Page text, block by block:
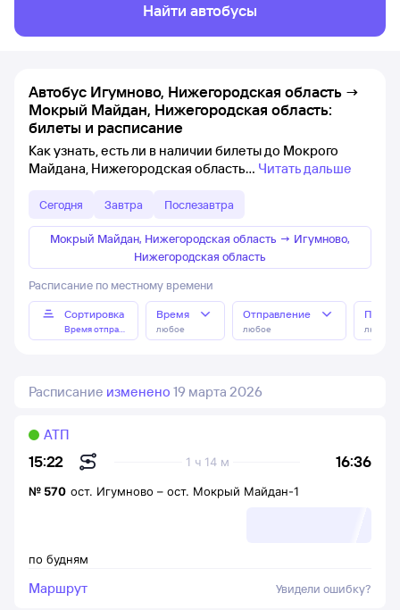
Найти автобусы
Автобус Игумново, Нижегородская область →
Мокрый Майдан, Нижегородская область:
билеты и расписание
Как узнать, есть ли в наличии билеты до Мокрого
Майдана, Нижегородская область
Читать дальше
Сегодня Завтра Послезавтра
Мокрый Майдан, Нижегородская область → Игумново,
Нижегородская область
Расписание по местному времени
Сортировка
Время отправления
Время
любое
Отправление
любое любое
Расписание изменено 19 марта 2026
15:22 16:36
1 ч 14 м
АТП
по будням
№ 570 ост. Игумново – ост. Мокрый Майдан-1
Маршрут Увидели ошибку?